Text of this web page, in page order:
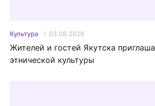
Культура 03.08.2026
Жителей и гостей Якутска
этнической культуры